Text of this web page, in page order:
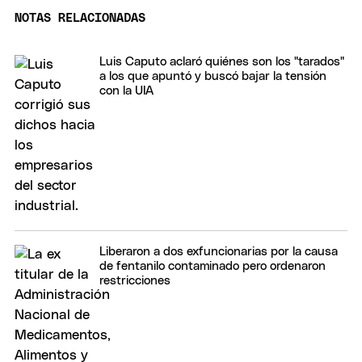
NOTAS RELACIONADAS
Luis Caputo aclaró quiénes son los "tarados"
a los que apuntó y buscó bajar la tensión
con la UIA
Liberaron a dos exfuncionarias por la causa
de fentanilo contaminado pero ordenaron
restricciones